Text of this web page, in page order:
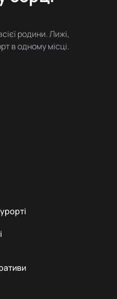
родини. Лижі,
в одному місці.